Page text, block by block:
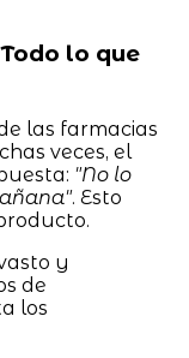
lo que
las farmacias
veces, el
"No lo
. Esto
y
de
los